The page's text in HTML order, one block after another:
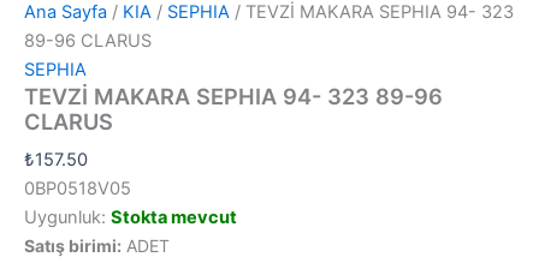
Ana Sayfa / KIA / SEPHIA / TEVZİ MAKARA SEPHIA 94- 323
89-96 CLARUS
SEPHIA
TEVZİ MAKARA SEPHIA 94- 323 89-96
CLARUS
₺157.50
0BP0518V05
Uygunluk: Stokta mevcut
Satış birimi: ADET